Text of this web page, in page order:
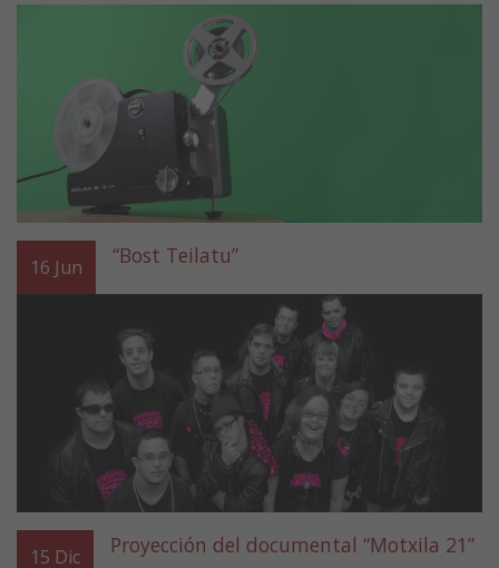
16 Jun “Bost Teilatu”
15 Dic Proyección del documental “Motxila 21”